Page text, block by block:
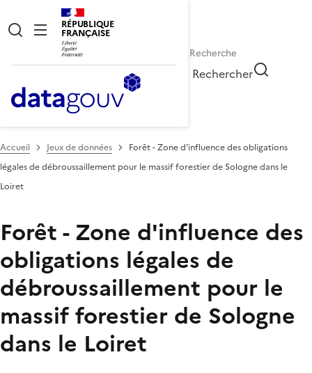
RÉPUBLIQUE
FRANÇAISE
Rechercher
Accueil Jeux de données
Forêt - Zone d'influence des obligations
légales de débroussaillement pour le massif forestier de Sologne dans le
Loiret
Forêt - Zone d'influence des
obligations légales de
débroussaillement pour le
massif forestier de Sologne
dans le Loiret